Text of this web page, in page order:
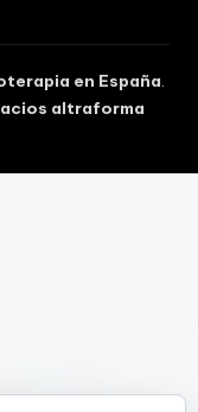
en España.
altraforma